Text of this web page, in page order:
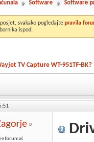
Software Software
svakako pogledajte pravila
ispod.
TV Capture WT-951TF-BK?
forumaš